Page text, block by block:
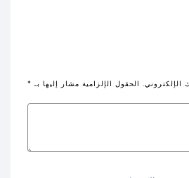
الإلكتروني. الحقول الإلزامية مشار إليها بـ *